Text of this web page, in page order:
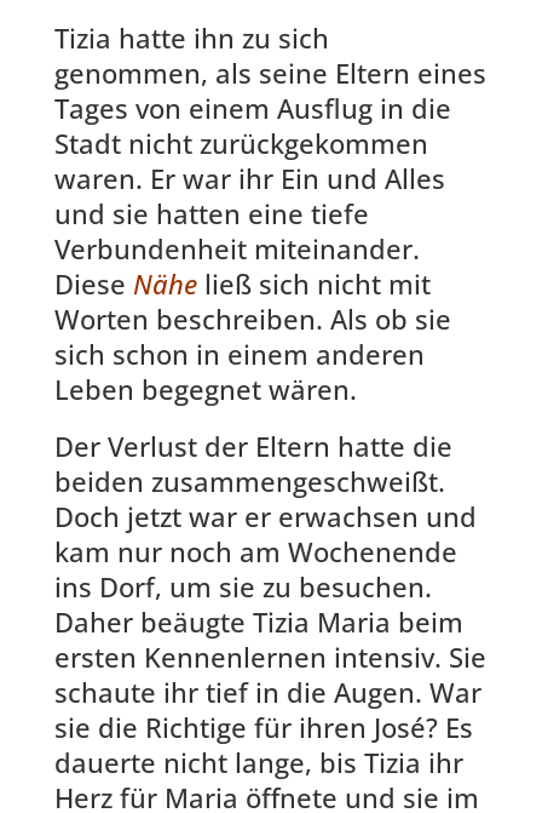
Tizia hatte ihn zu sich
genommen, als seine Eltern eines
Tages von einem Ausflug in die
Stadt nicht zurückgekommen
waren. Er war ihr Ein und Alles
und sie hatten eine tiefe
Verbundenheit miteinander.
Diese Nähe ließ sich nicht mit
Worten beschreiben. Als ob sie
sich schon in einem anderen
Leben begegnet wären.
Der Verlust der Eltern hatte die
beiden zusammengeschweißt.
Doch jetzt war er erwachsen und
kam nur noch am Wochenende
ins Dorf, um sie zu besuchen.
Daher beäugte Tizia Maria beim
ersten Kennenlernen intensiv. Sie
schaute ihr tief in die Augen. War
sie die Richtige für ihren José? Es
dauerte nicht lange, bis Tizia ihr
Herz für Maria öffnete und sie im